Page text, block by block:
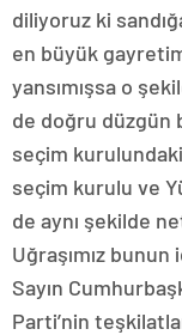
diliyoruz ki
en büyük
yansımışsa o
de doğru düzgün
seçim kurulundaki
seçim kurulu ve
de aynı şekilde
Uğraşımız
Sayın
Parti’nin